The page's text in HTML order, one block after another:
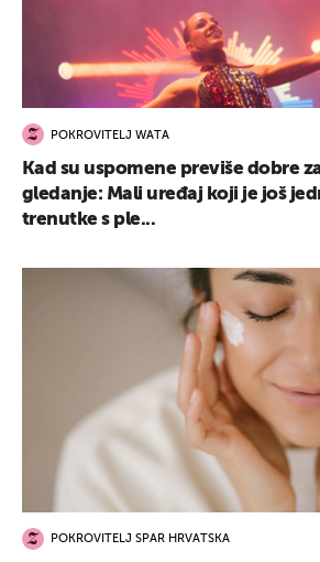
POKROVITELJ WATA
Kad su uspomene previše dobre
gledanje: Mali uređaj koji je još
trenutke s ple...
POKROVITELJ SPAR HRVATSKA